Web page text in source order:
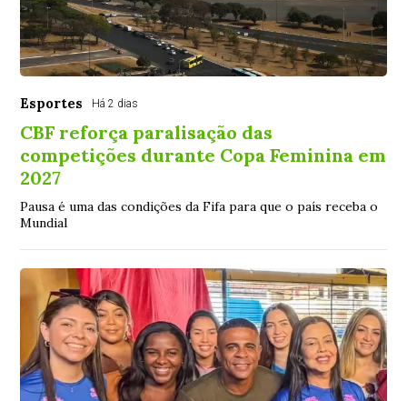
Esportes Há 2 dias
CBF reforça paralisação das
competições durante Copa Feminina em
2027
Pausa é uma das condições da Fifa para que o país receba o
Mundial